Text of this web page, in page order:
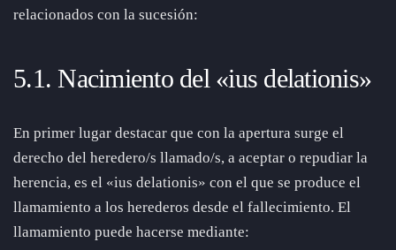
relacionados con la sucesión:
5.1. Nacimiento del «ius delationis»
En primer lugar destacar que con la apertura surge el
derecho del heredero/s llamado/s, a aceptar o repudiar la
herencia, es el «ius delationis» con el que se produce el
llamamiento a los herederos desde el fallecimiento. El
llamamiento puede hacerse mediante: